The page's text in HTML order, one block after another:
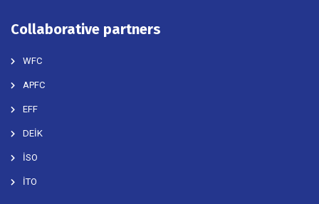
Collaborative partners
WFC
APFC
EFF
DEİK
İSO
İTO